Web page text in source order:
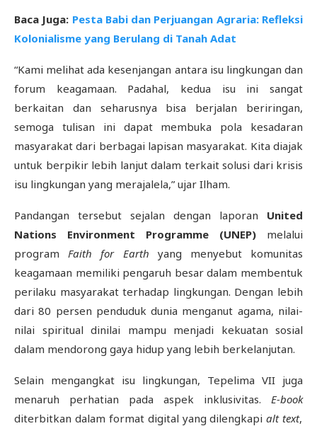
Baca Juga: Pesta Babi dan Perjuangan Agraria: Refleksi
Kolonialisme yang Berulang di Tanah Adat
“Kami melihat ada kesenjangan antara isu lingkungan dan
forum keagamaan. Padahal, kedua isu ini sangat
berkaitan dan seharusnya bisa berjalan beriringan,
semoga tulisan ini dapat membuka pola kesadaran
masyarakat dari berbagai lapisan masyarakat. Kita diajak
untuk berpikir lebih lanjut dalam terkait solusi dari krisis
isu lingkungan yang merajalela,” ujar Ilham.
Pandangan tersebut sejalan dengan laporan United
Nations Environment Programme (UNEP) melalui
programFaith for Earth yang menyebut komunitas
keagamaan memiliki pengaruh besar dalam membentuk
perilaku masyarakat terhadap lingkungan. Dengan lebih
dari 80 persen penduduk dunia menganut agama, nilai-
nilai spiritual dinilai mampu menjadi kekuatan sosial
dalam mendorong gaya hidup yang lebih berkelanjutan.
Selain mengangkat isu lingkungan, Tepelima VII juga
menaruh perhatian pada aspek inklusivitas. E-book
diterbitkan dalam format digital yang dilengkapialt text,